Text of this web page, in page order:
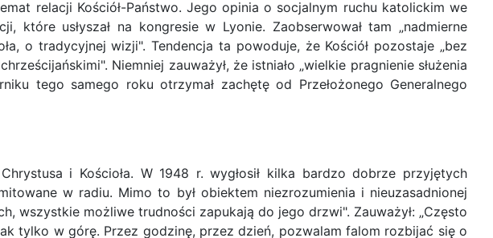
relacji Kościół-Państwo. Jego opinia o socjalnym ruchu katolickim we
które usłyszał na kongresie w Lyonie. Zaobserwował tam „nadmierne
o tradycyjnej wizji". Tendencja ta powoduje, że Kościół pozostaje „bez
Niemniej zauważył, że istniało „wielkie pragnienie służenia
tego samego roku otrzymał zachętę od Przełożonego Generalnego
i Kościoła. W 1948 r. wygłosił kilka bardzo dobrze przyjętych
w radiu. Mimo to był obiektem niezrozumienia i nieuzasadnionej
wszystkie możliwe trudności zapukają do jego drzwi". Zauważył: „Często
tylko w górę. Przez godzinę, przez dzień, pozwalam falom rozbijać się o